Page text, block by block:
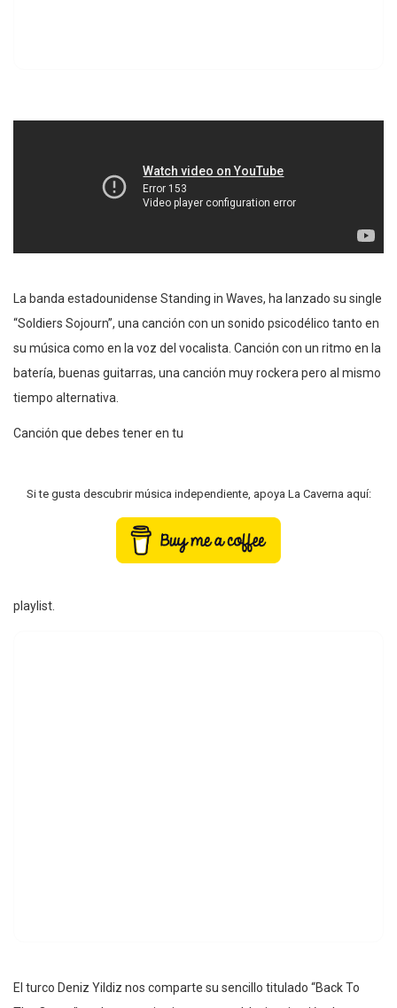
La banda estadounidense Standing in Waves, ha lanzado su single
“Soldiers Sojourn”, una canción con un sonido psicodélico tanto en
su música como en la voz del vocalista. Canción con un ritmo en la
batería, buenas guitarras, una canción muy rockera pero al mismo
tiempo alternativa.
Canción que debes tener en tu
Si te gusta descubrir música independiente, apoya La Caverna aquí:
playlist.
El turco Deniz Yildiz nos comparte su sencillo titulado “Back To